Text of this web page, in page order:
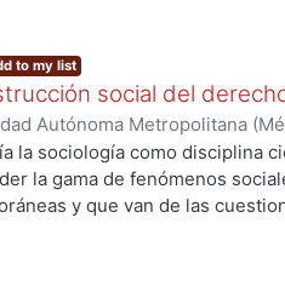
to my list
social del
Autónoma Metropolitana
de Información., 2013-12)
la sociología como disciplina
la gama de fenómenos
y que van de las